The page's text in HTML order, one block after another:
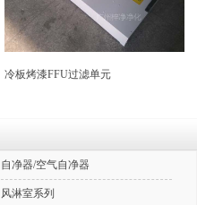
冷板烤漆FFU过滤单元
自净器/空气自净器
风淋室系列